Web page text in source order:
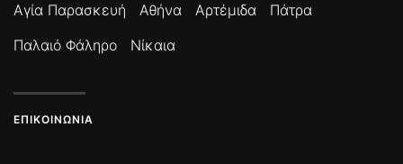
Αγία Παρασκευή
Αθήνα Αρτέμιδα
Πάτρα
Παλαιό Φάληρο
Νίκαια
ΕΠΙΚΟΙΝΩΝΊΑ